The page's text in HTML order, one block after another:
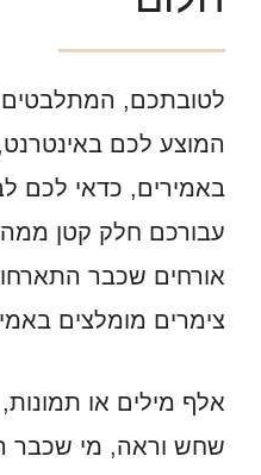
לטובתכם,
המוצע לכם
באמירים, כדאי לכם
עבורכם חלק קטן ממה
אורחים שכבר התארחו
צימרים מומלצים
אלף מילים או
שחש וראה, מי שכבר